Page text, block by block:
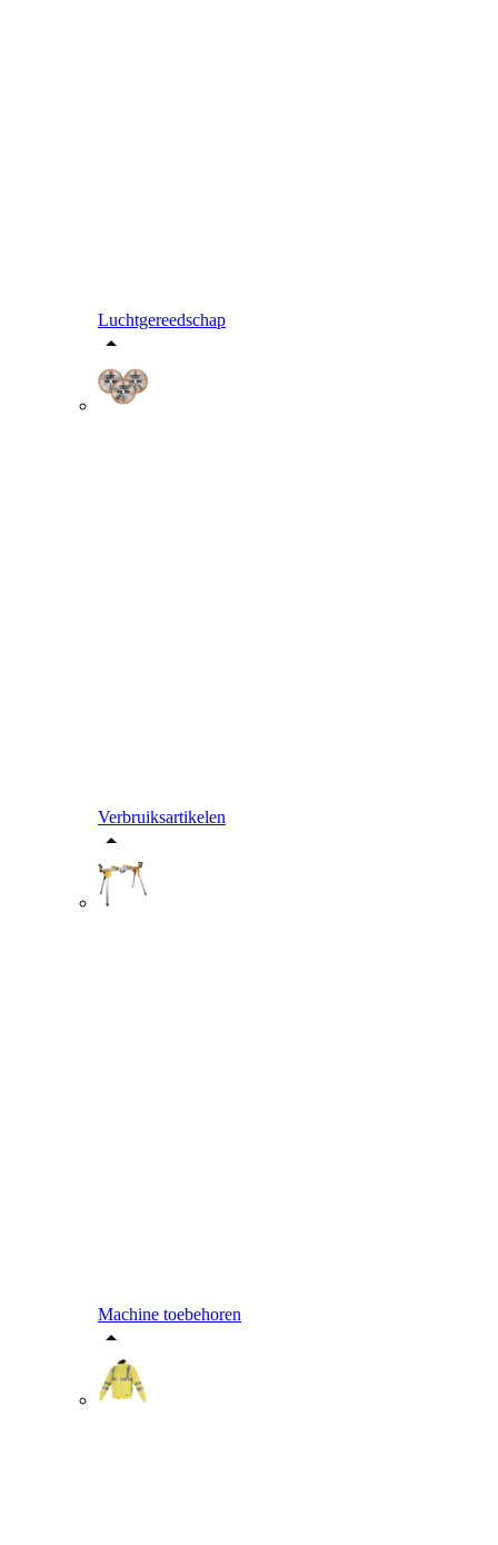
Luchtgereedschap
Verbruiksartikelen
Machine toebehoren